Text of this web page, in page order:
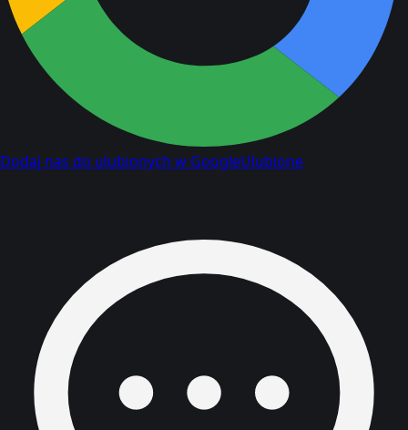
Dodaj nas do ulubionych w GoogleUlubione